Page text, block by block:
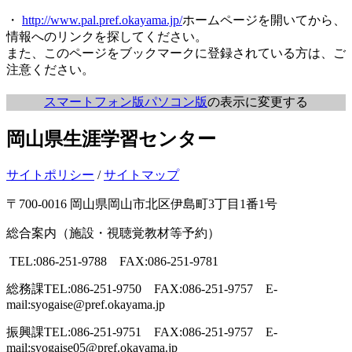
・ http://www.pal.pref.okayama.jp/ホームページを開いてから、
情報へのリンクを探してください。
また、このページをブックマークに登録されている方は、ご
注意ください。
スマートフォン版パソコン版の表示に変更する
岡山県生涯学習センター
サイトポリシー /サイトマップ
〒700-0016 岡山県岡山市北区伊島町3丁目1番1号
総合案内（施設・視聴覚教材等予約）
TEL:086-251-9788 FAX:086-251-9781
総務課TEL:086-251-9750 FAX:086-251-9757 E-
mail:syogaise@pref.okayama.jp
振興課TEL:086-251-9751 FAX:086-251-9757 E-
mail:syogaise05@pref.okayama.jp